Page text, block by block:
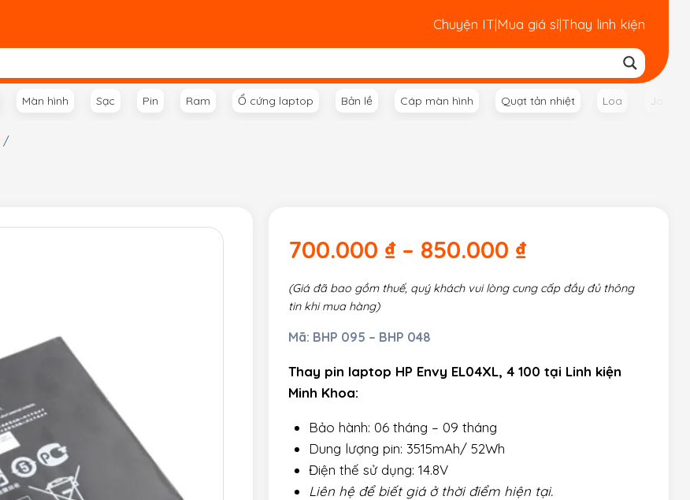
Chuyện IT|Mua giá sỉ|Thay linh kiện
Màn hình Sạc Pin Ram Ổ cứng laptop Bản lề Cáp màn hình Quạt tản nhiệt Loa Jack
/
700.000 ₫ – 850.000 ₫
(Giá đã bao gồm thuế, quý khách vui lòng cung cấp đầy đủ thông
tin khi mua hàng)
Mã: BHP 095 – BHP 048
Thay pin laptop HP Envy EL04XL, 4 100 tại Linh kiện
Minh Khoa:
Bảo hành: 06 tháng – 09 tháng
Dung lượng pin: 3515mAh/ 52Wh
Điện thế sử dụng: 14.8V
Liên hệ để biết giá ở thời điểm hiện tại.